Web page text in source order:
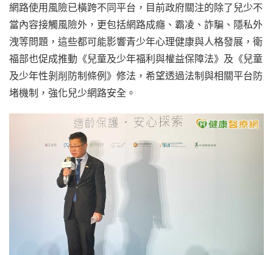
網路使用風險已橫跨不同平台，目前政府關注的除了兒少不
當內容接觸風險外，更包括網路成癮、霸凌、詐騙、隱私外
洩等問題，這些都可能影響青少年心理健康與人格發展，衛
福部也促成推動《兒童及少年福利與權益保障法》及《兒童
及少年性剝削防制條例》修法，希望透過法制與相關平台防
堵機制，強化兒少網路安全。